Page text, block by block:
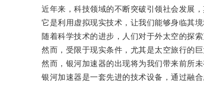
近年来，科技领域的不断突破引领社会发展，
它是利用虚拟现实技术，让我们能够身临其境
随着科学技术的进步，人们对于外太空的探索
然而，受限于现实条件，尤其是太空旅行的巨
然而，银河加速器的出现将为我们带来前所未
银河加速器是一套先进的技术设备，通过融合